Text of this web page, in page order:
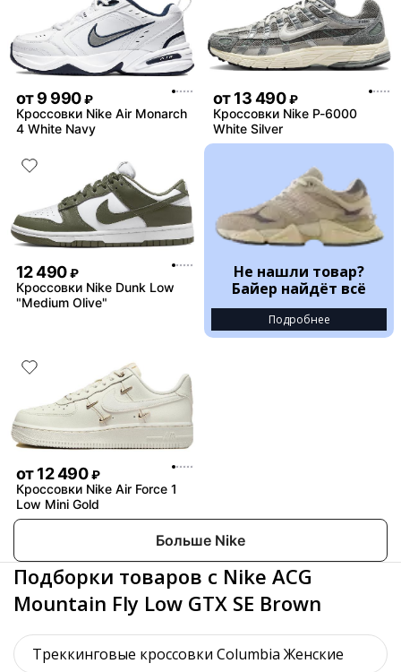
от9 990 ₽
Кроссовки Nike Air Monarch
4 White Navy
от13 490 ₽
Кроссовки Nike P-6000
White Silver
12 490 ₽
Кроссовки Nike Dunk Low
"Medium Olive"
Не нашли товар?
Байер найдёт всё
Подробнее
от12 490 ₽
Кроссовки Nike Air Force 1
Low Mini Gold
Больше Nike
Подборки товаров с Nike ACG
Mountain Fly Low GTX SE Brown
Треккинговые кроссовки Columbia Женские